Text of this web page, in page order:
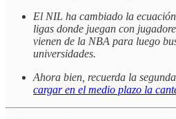
El NIL ha cambiado la
ligas donde juegan con
vienen de la NBA para luego
universidades.
Ahora bien, recuerda la
cargar en el medio plazo la